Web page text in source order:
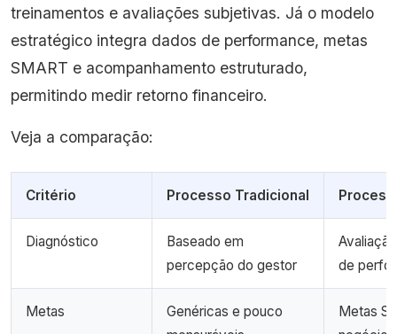
treinamentos e avaliações subjetivas. Já o modelo
estratégico integra dados de performance, metas
SMART e acompanhamento estruturado,
permitindo medir retorno financeiro.
Veja a comparação:
Critério Processo Tradicional
Diagnóstico
Baseado em
percepção do gestor
de
Metas
Genéricas e pouco
Metas